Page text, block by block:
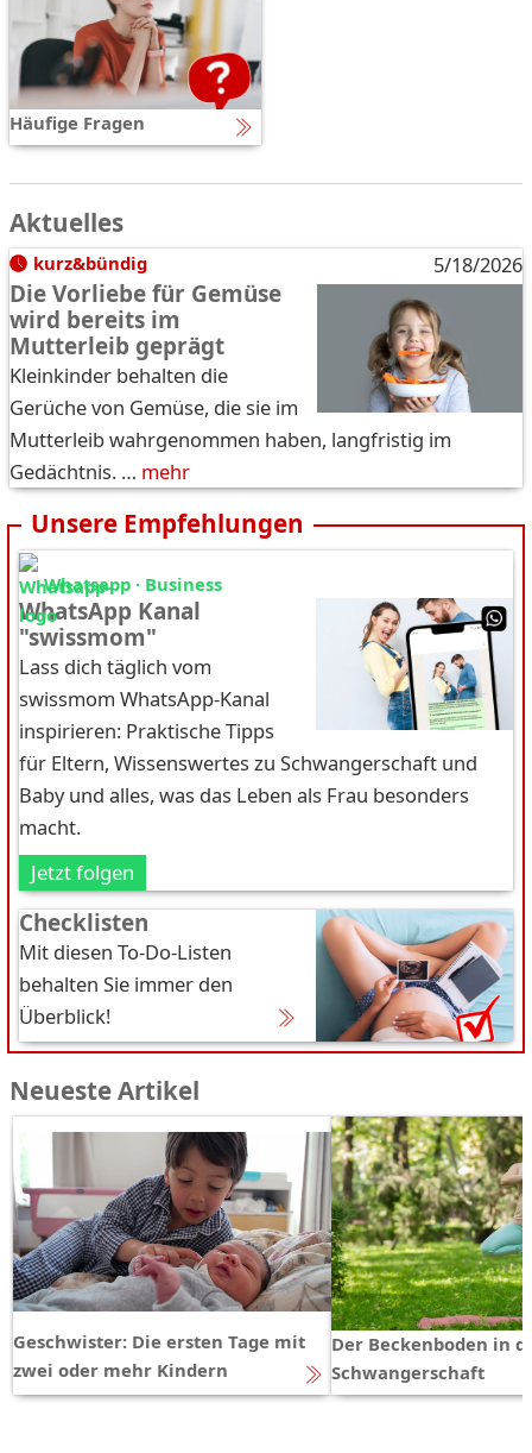
Häufige Fragen
Aktuelles
kurz&bündig 5/18/2026
Die Vorliebe für Gemüse
wird bereits im
Mutterleib geprägt
Kleinkinder behalten die
Gerüche von Gemüse, die sie im
Mutterleib wahrgenommen haben, langfristig im
Gedächtnis. … mehr
Unsere Empfehlungen
Whatsapp · Business
WhatsApp Kanal
"swissmom"
Lass dich täglich vom
swissmom WhatsApp-Kanal
inspirieren: Praktische Tipps
für Eltern, Wissenswertes zu Schwangerschaft und
Baby und alles, was das Leben als Frau besonders
macht.
Jetzt folgen
Checklisten
Mit diesen To-Do-Listen
behalten Sie immer den
Überblick!
Neueste Artikel
Geschwister: Die ersten Tage mit
zwei oder mehr Kindern
Der Beckenboden in
Schwangerschaft